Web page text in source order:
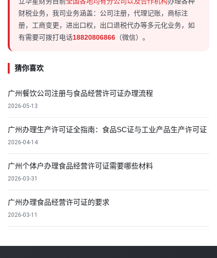
财税业务，我司业务涵盖：公司注册，代理记账，商标注
册，工商变更，进出口权，出口退税代办等多元化业务，如
有需要可拨打电话18820806866 （微信）。
猜你喜欢
广州餐饮公司注册与食品经营许可证办理流程
2026-05-13
广州办理生产许可证全指南：食品SC证与工业产品生产许可证
2026-04-14
广州个体户办理食品经营许可证需要哪些材料
2026-03-31
广州办理食品经营许可证的要求
2026-03-11